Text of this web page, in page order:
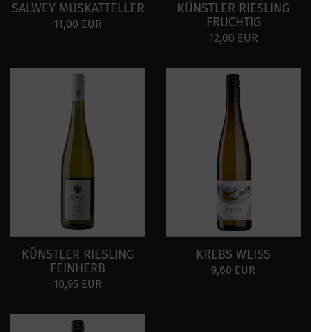
SALWEY MUSKATTELLER
11,00 EUR
KÜNSTLER RIESLING
FRUCHTIG
12,00 EUR
KÜNSTLER RIESLING
FEINHERB
10,95 EUR
KREBS WEISS
9,60 EUR